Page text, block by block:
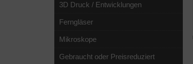
3D Druck / Entwicklungen
Ferngläser
Mikroskope
Gebraucht oder Preisreduziert